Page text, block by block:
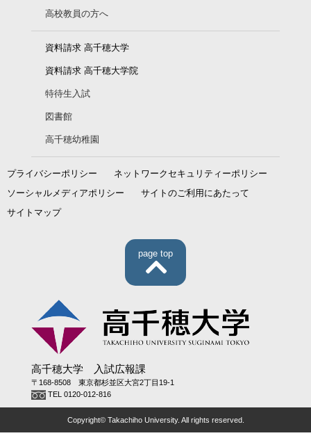
高校教員の方へ
資料請求 高千穂大学
資料請求 高千穂大学院
特待生入試
図書館
高千穂幼稚園
プライバシーポリシー
ネットワークセキュリティーポリシー
ソーシャルメディアポリシー
サイトのご利用にあたって
サイトマップ
page top
高千穂大学 入試広報課
〒168-8508 東京都杉並区大宮2丁目19-1
TEL 0120-012-816
Copyright© Takachiho University. All rights reserved.